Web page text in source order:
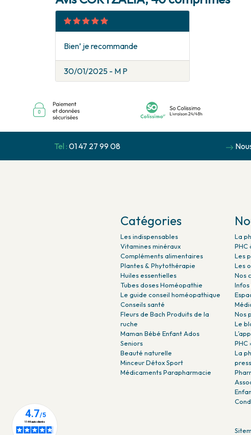
Bien’ je recommande
30/01/2025 - M P
Tel : 01 47 27 99 08
Catégories
Les indispensables
Vitamines minéraux
Compléments alimentaires
Plantes & Phytothérapie
Huiles essentielles
Tubes doses Homéopathie
Le guide conseil homéopathique
Conseils santé
Fleurs de Bach Produits de la
ruche
Maman Bébé Enfant Ados
Seniors
Beauté naturelle
Minceur Détox Sport
Médicaments Parapharmacie
La
PHC
Les
Les
Nos
Nos
Le
PHC
La